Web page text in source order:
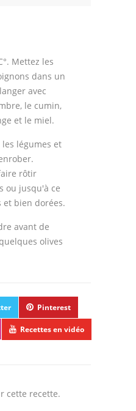
Mettez les
dans un
avec
le cumin,
et le miel.
légumes et
rôtir
ou jusqu'à ce
bien dorées.
avant de
olives
Pinterest
Recettes en vidéo
cette recette.